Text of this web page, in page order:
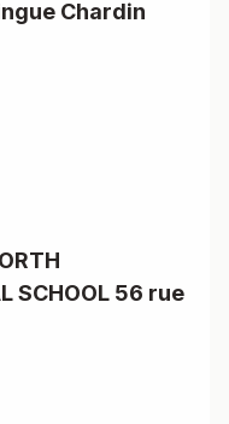
Chardin
SCHOOL 56 rue